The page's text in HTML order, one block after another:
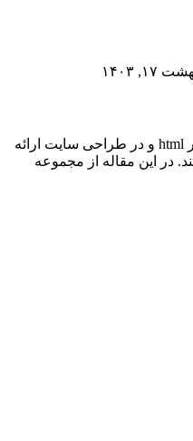
۱۷, ۱۴۰۳
یکی دیگر از انواع لیست‌هایی که در html و در طراحی سایت ارائه
در این مقاله از مجموعه